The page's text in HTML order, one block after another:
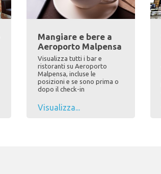
Mangiare e bere a
Aeroporto Malpensa
Visualizza tutti i bar e
ristoranti su Aeroporto
Malpensa, incluse le
posizioni e se sono prima o
dopo il check-in
Visualizza...